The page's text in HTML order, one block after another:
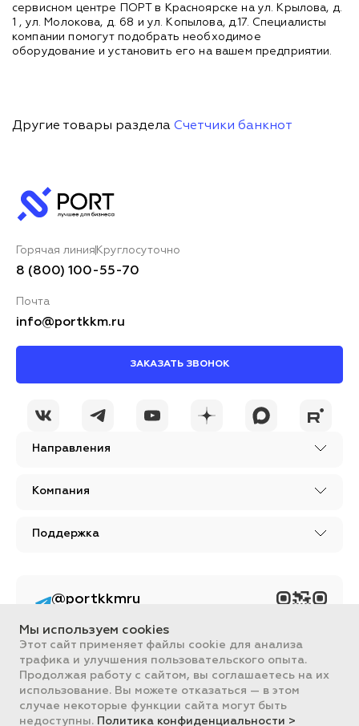
сервисном центре ПОРТ в Красноярске на ул. Крылова, д.
1 , ул. Молокова, д. 68 и ул. Копылова, д.17. Специалисты
компании помогут подобрать необходимое
оборудование и установить его на вашем предприятии.
Другие товары раздела Счетчики банкнот
Направления
Компания
Поддержка
Горячая линия Круглосуточно
8 (800) 100-55-70
Почта
info@portkkm.ru
ЗАКАЗАТЬ ЗВОНОК
Вся информация, размещенная на сайте, носит ознакомительный
характер и не является публичной офертой, определяемой
положениями Статьи 437 ГК РФ.
Все цены на сайте указаны с НДС. ООО "ПОРТ" ИНН 2461018892,
ОГРН 1022401953496
@portkkmru
контент PORT - бизнес
портал
Мы используем cookies
Этот сайт применяет файлы cookie для анализа
трафика и улучшения пользовательского опыта.
Продолжая работу с сайтом, вы соглашаетесь на их
использование. Вы можете отказаться — в этом
случае некоторые функции сайта могут быть
недоступны. Политика конфиденциальности >